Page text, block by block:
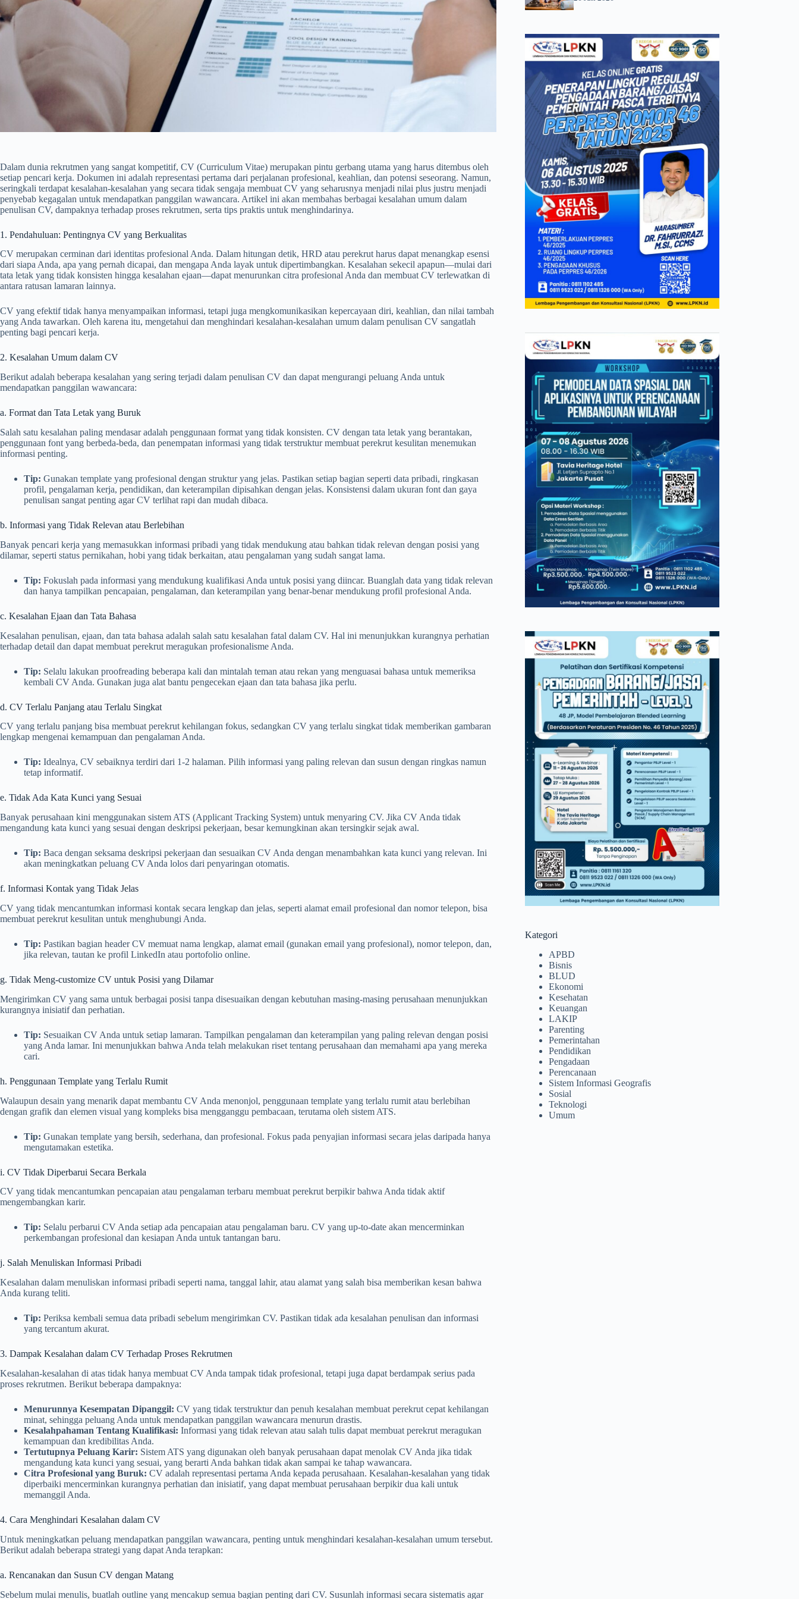
Dalam dunia rekrutmen yang sangat kompetitif, CV (Curriculum Vitae) merupakan pintu gerbang utama yang harus ditembus oleh
setiap pencari kerja. Dokumen ini adalah representasi pertama dari perjalanan profesional, keahlian, dan potensi seseorang. Namun,
seringkali terdapat kesalahan-kesalahan yang secara tidak sengaja membuat CV yang seharusnya menjadi nilai plus justru menjadi
penyebab kegagalan untuk mendapatkan panggilan wawancara. Artikel ini akan membahas berbagai kesalahan umum dalam
penulisan CV, dampaknya terhadap proses rekrutmen, serta tips praktis untuk menghindarinya.
1. Pendahuluan: Pentingnya CV yang Berkualitas
CV merupakan cerminan dari identitas profesional Anda. Dalam hitungan detik, HRD atau perekrut harus dapat menangkap esensi
dari siapa Anda, apa yang pernah dicapai, dan mengapa Anda layak untuk dipertimbangkan. Kesalahan sekecil apapun—mulai dari
tata letak yang tidak konsisten hingga kesalahan ejaan—dapat menurunkan citra profesional Anda dan membuat CV terlewatkan di
antara ratusan lamaran lainnya.
CV yang efektif tidak hanya menyampaikan informasi, tetapi juga mengkomunikasikan kepercayaan diri, keahlian, dan nilai tambah
yang Anda tawarkan. Oleh karena itu, mengetahui dan menghindari kesalahan-kesalahan umum dalam penulisan CV sangatlah
penting bagi pencari kerja.
2. Kesalahan Umum dalam CV
Berikut adalah beberapa kesalahan yang sering terjadi dalam penulisan CV dan dapat mengurangi peluang Anda untuk
mendapatkan panggilan wawancara:
a. Format dan Tata Letak yang Buruk
Salah satu kesalahan paling mendasar adalah penggunaan format yang tidak konsisten. CV dengan tata letak yang berantakan,
penggunaan font yang berbeda-beda, dan penempatan informasi yang tidak terstruktur membuat perekrut kesulitan menemukan
informasi penting.
Tip: Gunakan template yang profesional dengan struktur yang jelas. Pastikan setiap bagian seperti data pribadi, ringkasan
profil, pengalaman kerja, pendidikan, dan keterampilan dipisahkan dengan jelas. Konsistensi dalam ukuran font dan gaya
penulisan sangat penting agar CV terlihat rapi dan mudah dibaca.
b. Informasi yang Tidak Relevan atau Berlebihan
Banyak pencari kerja yang memasukkan informasi pribadi yang tidak mendukung atau bahkan tidak relevan dengan posisi yang
dilamar, seperti status pernikahan, hobi yang tidak berkaitan, atau pengalaman yang sudah sangat lama.
Tip: Fokuslah pada informasi yang mendukung kualifikasi Anda untuk posisi yang diincar. Buanglah data yang tidak relevan
dan hanya tampilkan pencapaian, pengalaman, dan keterampilan yang benar-benar mendukung profil profesional Anda.
c. Kesalahan Ejaan dan Tata Bahasa
Kesalahan penulisan, ejaan, dan tata bahasa adalah salah satu kesalahan fatal dalam CV. Hal ini menunjukkan kurangnya perhatian
terhadap detail dan dapat membuat perekrut meragukan profesionalisme Anda.
Tip: Selalu lakukan proofreading beberapa kali dan mintalah teman atau rekan yang menguasai bahasa untuk memeriksa
kembali CV Anda. Gunakan juga alat bantu pengecekan ejaan dan tata bahasa jika perlu.
d. CV Terlalu Panjang atau Terlalu Singkat
CV yang terlalu panjang bisa membuat perekrut kehilangan fokus, sedangkan CV yang terlalu singkat tidak memberikan gambaran
lengkap mengenai kemampuan dan pengalaman Anda.
Tip: Idealnya, CV sebaiknya terdiri dari 1-2 halaman. Pilih informasi yang paling relevan dan susun dengan ringkas namun
tetap informatif.
e. Tidak Ada Kata Kunci yang Sesuai
Banyak perusahaan kini menggunakan sistem ATS (Applicant Tracking System) untuk menyaring CV. Jika CV Anda tidak
mengandung kata kunci yang sesuai dengan deskripsi pekerjaan, besar kemungkinan akan tersingkir sejak awal.
Tip: Baca dengan seksama deskripsi pekerjaan dan sesuaikan CV Anda dengan menambahkan kata kunci yang relevan. Ini
akan meningkatkan peluang CV Anda lolos dari penyaringan otomatis.
f. Informasi Kontak yang Tidak Jelas
CV yang tidak mencantumkan informasi kontak secara lengkap dan jelas, seperti alamat email profesional dan nomor telepon, bisa
membuat perekrut kesulitan untuk menghubungi Anda.
Tip: Pastikan bagian header CV memuat nama lengkap, alamat email (gunakan email yang profesional), nomor telepon, dan,
jika relevan, tautan ke profil LinkedIn atau portofolio online.
g. Tidak Meng-customize CV untuk Posisi yang Dilamar
Mengirimkan CV yang sama untuk berbagai posisi tanpa disesuaikan dengan kebutuhan masing-masing perusahaan menunjukkan
kurangnya inisiatif dan perhatian.
Tip: Sesuaikan CV Anda untuk setiap lamaran. Tampilkan pengalaman dan keterampilan yang paling relevan dengan posisi
yang Anda lamar. Ini menunjukkan bahwa Anda telah melakukan riset tentang perusahaan dan memahami apa yang mereka
cari.
h. Penggunaan Template yang Terlalu Rumit
Walaupun desain yang menarik dapat membantu CV Anda menonjol, penggunaan template yang terlalu rumit atau berlebihan
dengan grafik dan elemen visual yang kompleks bisa mengganggu pembacaan, terutama oleh sistem ATS.
Tip: Gunakan template yang bersih, sederhana, dan profesional. Fokus pada penyajian informasi secara jelas daripada hanya
mengutamakan estetika.
i. CV Tidak Diperbarui Secara Berkala
CV yang tidak mencantumkan pencapaian atau pengalaman terbaru membuat perekrut berpikir bahwa Anda tidak aktif
mengembangkan karir.
Tip: Selalu perbarui CV Anda setiap ada pencapaian atau pengalaman baru. CV yang up-to-date akan mencerminkan
perkembangan profesional dan kesiapan Anda untuk tantangan baru.
j. Salah Menuliskan Informasi Pribadi
Kesalahan dalam menuliskan informasi pribadi seperti nama, tanggal lahir, atau alamat yang salah bisa memberikan kesan bahwa
Anda kurang teliti.
Tip: Periksa kembali semua data pribadi sebelum mengirimkan CV. Pastikan tidak ada kesalahan penulisan dan informasi
yang tercantum akurat.
3. Dampak Kesalahan dalam CV Terhadap Proses Rekrutmen
Kesalahan-kesalahan di atas tidak hanya membuat CV Anda tampak tidak profesional, tetapi juga dapat berdampak serius pada
proses rekrutmen. Berikut beberapa dampaknya:
Menurunnya Kesempatan Dipanggil: CV yang tidak terstruktur dan penuh kesalahan membuat perekrut cepat kehilangan
minat, sehingga peluang Anda untuk mendapatkan panggilan wawancara menurun drastis.
Kesalahpahaman Tentang Kualifikasi: Informasi yang tidak relevan atau salah tulis dapat membuat perekrut meragukan
kemampuan dan kredibilitas Anda.
Tertutupnya Peluang Karir: Sistem ATS yang digunakan oleh banyak perusahaan dapat menolak CV Anda jika tidak
mengandung kata kunci yang sesuai, yang berarti Anda bahkan tidak akan sampai ke tahap wawancara.
Citra Profesional yang Buruk: CV adalah representasi pertama Anda kepada perusahaan. Kesalahan-kesalahan yang tidak
diperbaiki mencerminkan kurangnya perhatian dan inisiatif, yang dapat membuat perusahaan berpikir dua kali untuk
memanggil Anda.
4. Cara Menghindari Kesalahan dalam CV
Untuk meningkatkan peluang mendapatkan panggilan wawancara, penting untuk menghindari kesalahan-kesalahan umum tersebut.
Berikut adalah beberapa strategi yang dapat Anda terapkan:
a. Rencanakan dan Susun CV dengan Matang
Sebelum mulai menulis, buatlah outline yang mencakup semua bagian penting dari CV. Susunlah informasi secara sistematis agar
Kategori
APBD
Bisnis
BLUD
Ekonomi
Kesehatan
Keuangan
LAKIP
Parenting
Pemerintahan
Pendidikan
Pengadaan
Perencanaan
Sistem Informasi Geografis
Sosial
Teknologi
Umum